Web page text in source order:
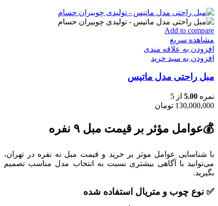
Add to compare
مشاهده سریع
افزودن به علاقه مندی
افزودن به سبد خرید
مبل راحتی مدل ماتیس
نمره 5.00 از 5
130,000,000 تومان
💰عوامل مؤثر بر قیمت مبل ۹ نفره
با شناسایی عوامل موثر بر خرید و قیمت مبل نه نفره در تهران،
می‌توانید با آگاهی بیشتری نسبت به انتخاب مدل مناسب تصمیم
بگیرید.
✅ نوع چوب و متریال استفاده شده